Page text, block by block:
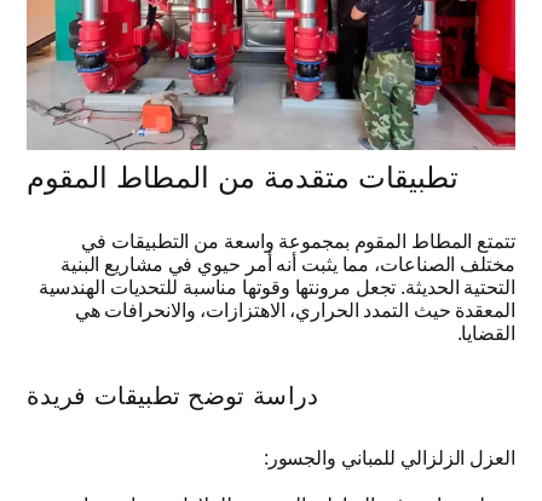
تطبيقات متقدمة من المطاط المقوم
تتمتع المطاط المقوم بمجموعة واسعة من التطبيقات في
مختلف الصناعات، مما يثبت أنه أمر حيوي في مشاريع البنية
التحتية الحديثة. تجعل مرونتها وقوتها مناسبة للتحديات الهندسية
المعقدة حيث التمدد الحراري، الاهتزازات، والانحرافات هي
القضايا.
دراسة توضح تطبيقات فريدة
العزل الزلزالي للمباني والجسور :